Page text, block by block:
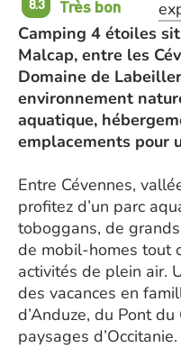
8.3 Très bon
Camping 4 étoiles
Malcap, entre les
Domaine de
environnement
aquatique,
emplacements pour
Entre Cévennes,
profitez d’un parc
toboggans, de
de mobil-homes tout
activités de plein air.
des vacances en
d’Anduze, du Pont
paysages d’Occitanie.